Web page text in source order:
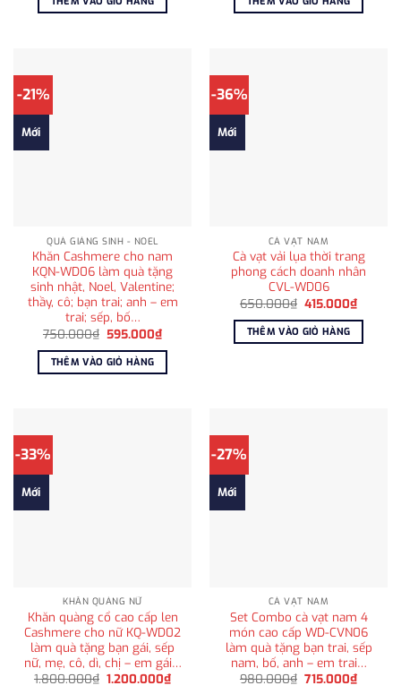
1.800.000₫.
1.250.000₫.
950.000₫.
-21%
Mới
QUÀ GIÁNG SINH - NOEL
Khăn Cashmere cho nam
KQN-WD06 làm quà tặng
sinh nhật, Noel, Valentine;
thầy, cô; bạn trai; anh – em
trai; sếp, bố…
750.000₫ Giá
là:
750.000₫.
595.000₫Giá
hiện
tại
595.000₫.
THÊM VÀO GIỎ HÀNG
-36%
Mới
CÀ VẠT NAM
Cà vạt vải lụa thời trang
phong cách doanh nhân
CVL-WD06
650.000₫ Giá
là:
650.000₫.
415.000₫Giá
hiện
tại
THÊM VÀO GIỎ HÀNG
-33%
Mới
KHĂN QUÀNG NỮ
Khăn quàng cổ cao cấp len
Cashmere cho nữ KQ-WD02
làm quà tặng bạn gái, sếp
nữ, mẹ, cô, dì, chị – em gái…
1.800.000₫ Giá
1.200.000₫Giá
-27%
Mới
CÀ VẠT NAM
Set Combo cà vạt nam 4
món cao cấp WD-CVN06
làm quà tặng bạn trai, sếp
nam, bố, anh – em trai…
980.000₫ Giá
715.000₫Giá